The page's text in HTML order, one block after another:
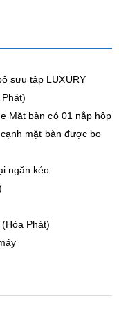
sưu tập LUXURY
Mặt bàn có 01 nắp hộp
mặt bàn được bo
ngăn kéo.
Phát)